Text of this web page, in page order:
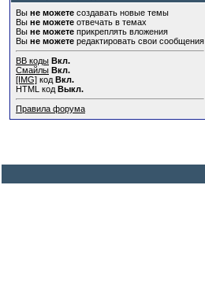
Вы не можете создавать новые темы
Вы не можете отвечать в темах
Вы не можете прикреплять вложения
Вы не можете редактировать свои сообщения
BB коды Вкл.
Смайлы Вкл.
[IMG] код Вкл.
HTML код Выкл.
Правила форума